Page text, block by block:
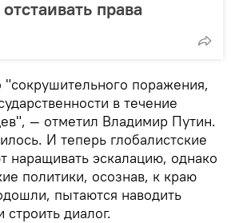
права
поражения,
в течение
— отметил Владимир Путин.
И теперь глобалистские
наращивать эскалацию, однако
политики, осознав, к краю
пытаются наводить
диалог.